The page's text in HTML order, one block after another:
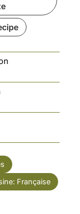
Française